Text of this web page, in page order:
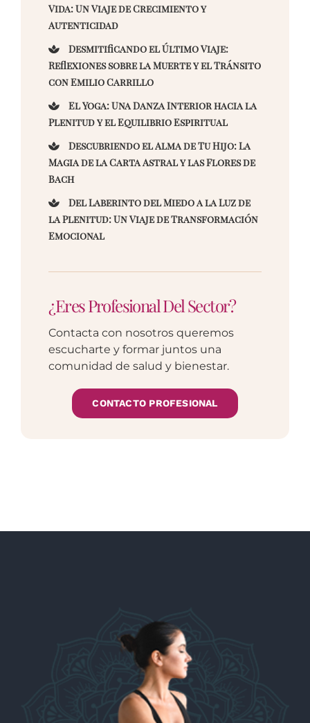
Vida: Un Viaje de Crecimiento y
Autenticidad
Desmitificando el Último Viaje:
Reflexiones sobre la Muerte y el Tránsito
con Emilio Carrillo
El Yoga: Una Danza Interior hacia la
Plenitud y el Equilibrio Espiritual
Descubriendo el Alma de Tu Hijo: La
Magia de la Carta Astral y las Flores de
Bach
Del Laberinto del Miedo a la Luz de
la Plenitud: Un Viaje de Transformación
Emocional
¿Eres Profesional Del Sector?
Contacta con nosotros queremos
escucharte y formar juntos una
comunidad de salud y bienestar.
CONTACTO PROFESIONAL